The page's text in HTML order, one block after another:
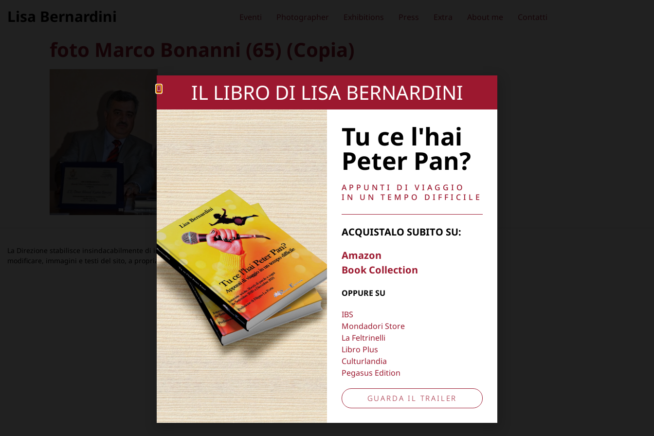
Lisa Bernardini Eventi Photographer Exhibitions Press Extra About me Contatti
foto Marco Bonanni (65) (Copia)
La Direzione stabilisce insindacabilmente di inserire, rimuovere, oscurare,
modificare, immagini e testi del sito, a propria discrezione.
Copyright © 2026Lisa Bernardini
Cookie PolicyPrivacy Policy
Aggiorna preferenze tracciamento
IL LIBRO DI LISA BERNARDINI
Tu ce l'hai
Peter Pan?
APPUNTI DI VIAGGIO
IN UN TEMPO DIFFICILE
ACQUISTALO SUBITO SU:
Amazon
Book Collection
OPPURE SU
IBS
Mondadori Store
La Feltrinelli
Libro Plus
Culturlandia
Pegasus Edition
GUARDA IL TRAILER